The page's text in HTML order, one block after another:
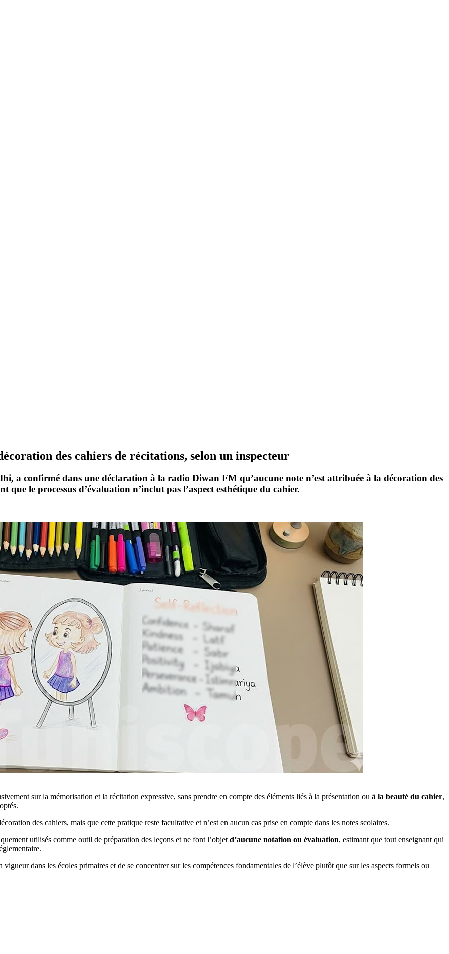
des cahiers de récitations, selon un inspecteur
a confirmé dans une déclaration à la radio Diwan FM qu’aucune note n’est attribuée à la décoration des
que le processus d’évaluation n’inclut pas l’aspect esthétique du cahier.
sur la mémorisation et la récitation expressive, sans prendre en compte des éléments liés à la présentation ou à la beauté du cahier,
des cahiers, mais que cette pratique reste facultative et n’est en aucun cas prise en compte dans les notes scolaires.
utilisés comme outil de préparation des leçons et ne font l’objet d’aucune notation ou évaluation, estimant que tout enseignant qui
dans les écoles primaires et de se concentrer sur les compétences fondamentales de l’élève plutôt que sur les aspects formels ou